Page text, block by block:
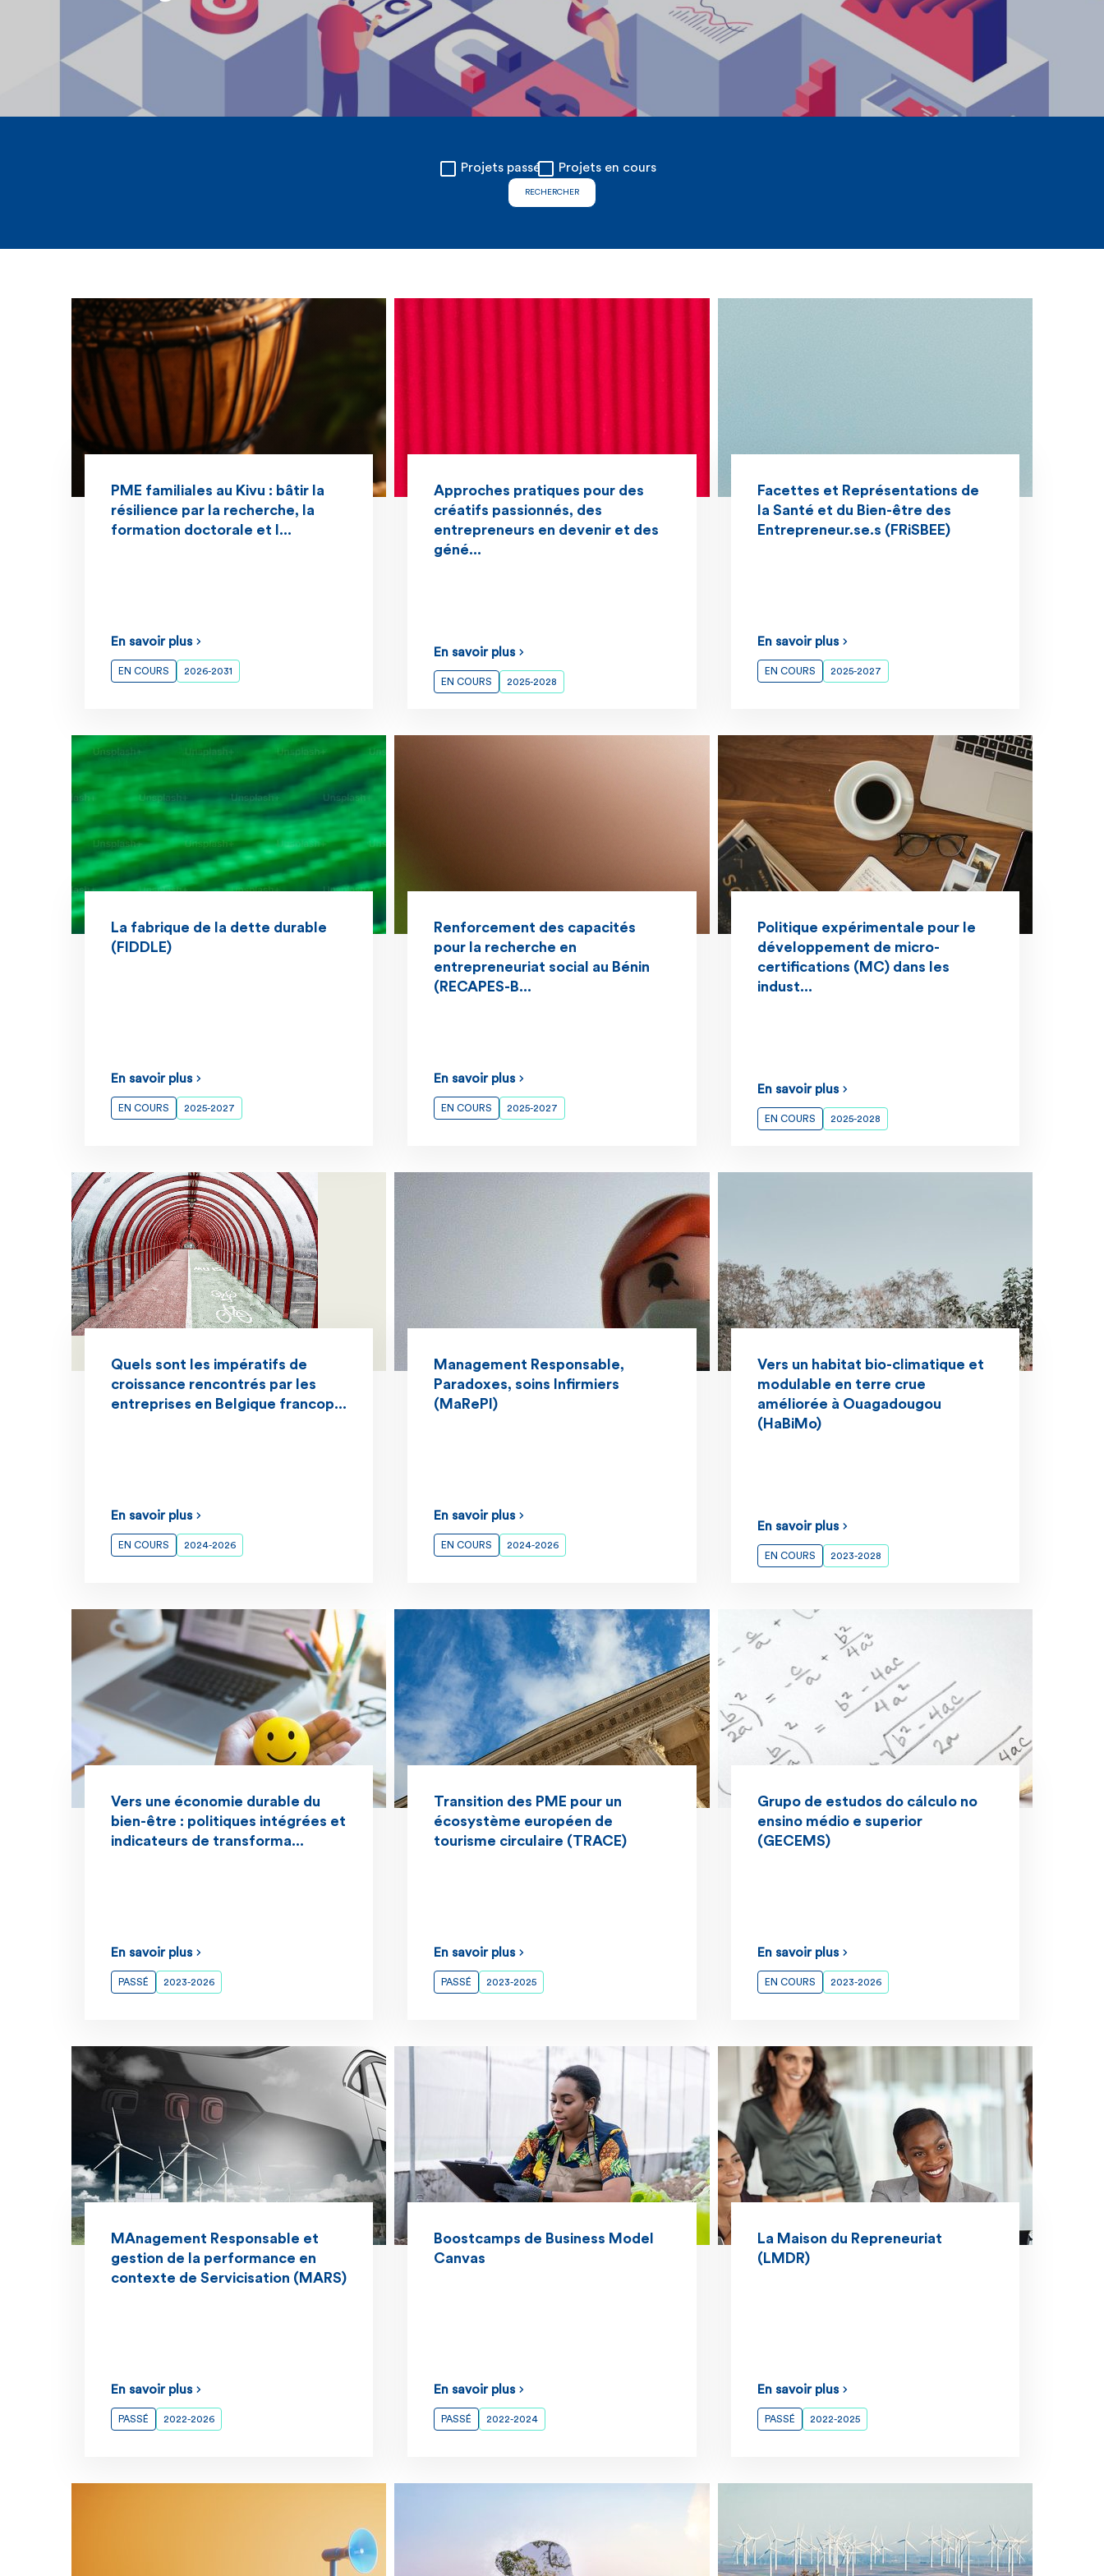
Projets passés Projets en cours
PME familiales au Kivu : bâtir la
résilience par la recherche, la
formation doctorale et l...
En savoir plus
EN COURS 2026-2031
Approches pratiques pour des
créatifs passionnés, des
entrepreneurs en devenir et des
géné...
En savoir plus
EN COURS 2025-2028
Facettes et Représentations de
la Santé et du Bien-être des
Entrepreneur.se.s (FRiSBEE)
En savoir plus
EN COURS 2025-2027
La fabrique de la dette durable
(FIDDLE)
En savoir plus
EN COURS 2025-2027
Renforcement des capacités
pour la recherche en
entrepreneuriat social au Bénin
(RECAPES-B...
En savoir plus
EN COURS 2025-2027
Politique expérimentale pour le
développement de micro-
certifications (MC) dans les
indust...
En savoir plus
EN COURS 2025-2028
Quels sont les impératifs de
croissance rencontrés par les
entreprises en Belgique francop...
En savoir plus
EN COURS 2024-2026
Management Responsable,
Paradoxes, soins Infirmiers
(MaRePI)
En savoir plus
EN COURS 2024-2026
Vers un habitat bio-climatique et
modulable en terre crue
améliorée à Ouagadougou
(HaBiMo)
En savoir plus
EN COURS 2023-2028
Vers une économie durable du
bien-être : politiques intégrées et
indicateurs de transforma...
En savoir plus
PASSÉ 2023-2026
Transition des PME pour un
écosystème européen de
tourisme circulaire (TRACE)
En savoir plus
PASSÉ 2023-2025
Grupo de estudos do cálculo no
ensino médio e superior
(GECEMS)
En savoir plus
EN COURS 2023-2026
MAnagement Responsable et
gestion de la performance en
contexte de Servicisation (MARS)
En savoir plus
PASSÉ 2022-2026
Boostcamps de Business Model
Canvas
En savoir plus
PASSÉ 2022-2024
La Maison du Repreneuriat
(LMDR)
En savoir plus
PASSÉ 2022-2025